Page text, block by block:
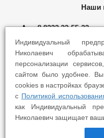
Наши
8 8332 22-55-22
Киров,
Киров,
2025 © Yokohama
Индивидуальный
Николаевич
персонализации
сайтом было удобнее. Вы
cookies в настройках
с Политикой
как Индивидуальный
Николаевич защищает